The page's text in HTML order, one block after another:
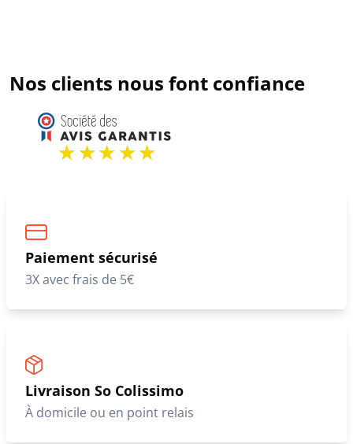
Nos clients nous font confiance
Paiement sécurisé
3X avec frais de 5€
Livraison So Colissimo
À domicile ou en point relais